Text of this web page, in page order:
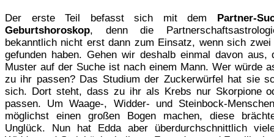
Der erste Teil befasst sich mit dem Partner-
Geburtshoroskop, denn die
bekanntlich nicht erst dann zum Einsatz, wenn sich zwei
gefunden haben. Gehen wir deshalb einmal davon aus,
Muster auf der Suche ist nach einem Mann. Wer würde
zu ihr passen? Das Studium der Zuckerwürfel hat sie
sich. Dort steht, dass zu ihr als Krebs nur Skorpione
passen. Um Waage-, Widder- und Steinbock-
möglichst einen großen Bogen machen, diese
Unglück. Nun hat Edda aber überdurchschnittlich